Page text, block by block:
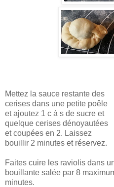
Mettez la sauce restante des
cerises dans une petite poêle
et ajoutez 1 c à s de sucre et
quelque cerises dénoyautées
et coupées en 2. Laissez
bouillir 2 minutes et réservez.
Faites cuire les raviolis dans
bouillante salée par 8
minutes.